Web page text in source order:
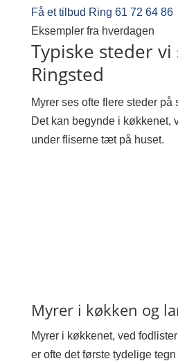
Få et tilbud Ring 61 72 64 86
Eksempler fra hverdagen
Typiske steder
Ringsted
Myrer ses ofte flere steder på
Det kan begynde i køkkenet,
under fliserne tæt på huset.
Myrer i køkken og
Myrer i køkkenet, ved
er ofte det første tydelige